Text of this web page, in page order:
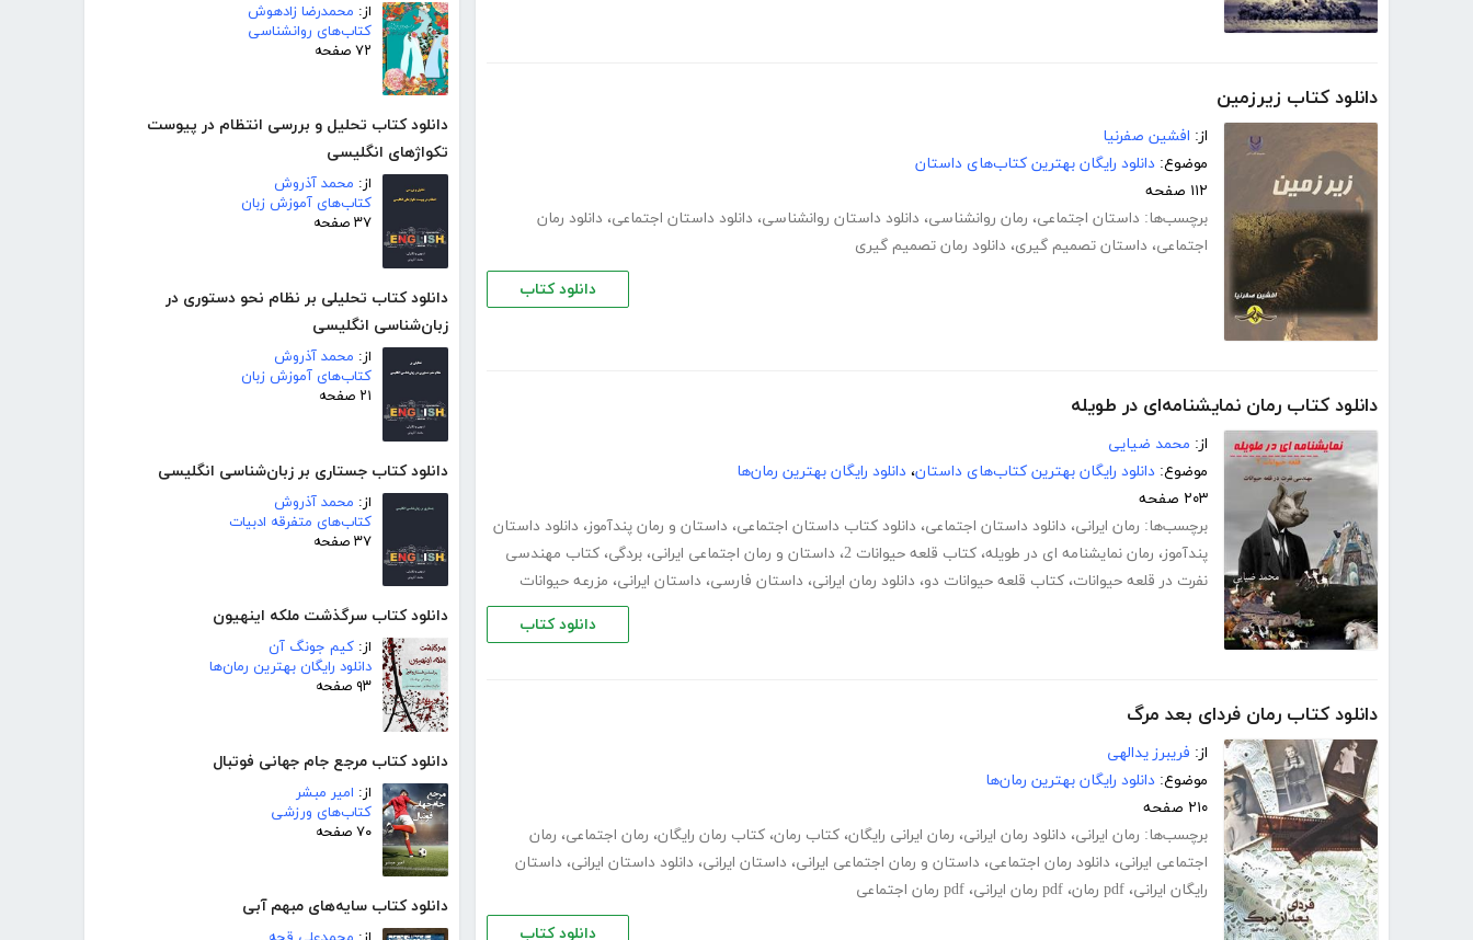
از: محمدرضا زادهوش
کتاب‌های روانشناسی
۷۲ صفحه
دانلود کتاب تحلیل و بررسی انتظام در پیوست
تکواژهای انگلیسی
از: محمد آذروش
کتاب‌های آموزش زبان
۳۷ صفحه
دانلود کتاب تحلیلی بر نظام نحو دستوری در
زبان‌شناسی انگلیسی
از: محمد آذروش
کتاب‌های آموزش زبان
۲۱ صفحه
دانلود کتاب جستاری بر زبان‌شناسی انگلیسی
از: محمد آذروش
کتاب‌های متفرقه ادبیات
۳۷ صفحه
دانلود کتاب سرگذشت ملکه اینهیون
از: کیم جونگ آن
دانلود رایگان بهترین رمان‌ها
۹۳ صفحه
دانلود کتاب مرجع جام جهانی فوتبال
از: امیر مبشر
کتاب‌های ورزشی
۷۰ صفحه
دانلود کتاب سایه‌های مبهم آبی
دانلود کتاب زیر‌زمین
از: افشین صفرنیا
موضوع: دانلود رایگان بهترین کتاب‌های داستان
۱۱۲ صفحه
برچسب‌ها: داستان اجتماعی، رمان روانشناسی، دانلود داستان روانشناسی، دانلود داستان اجتماعی، دانلود رمان
اجتماعی، داستان تصمیم گیری، دانلود رمان تصمیم گیری
دانلود کتاب
دانلود کتاب رمان نمایشنامه‌ای در طویله
از: محمد ضیایی
موضوع: دانلود رایگان بهترین کتاب‌های داستان، دانلود رایگان بهترین رمان‌ها
۲۰۳ صفحه
برچسب‌ها: رمان ایرانی، دانلود داستان اجتماعی، دانلود کتاب داستان اجتماعی، داستان و رمان پندآموز، دانلود داستان
پندآموز، رمان نمایشنامه ای در طویله، کتاب قلعه حیوانات 2 ، داستان و رمان اجتماعی ایرانی، بردگی، کتاب مهندسی
نفرت در قلعه حیوانات، کتاب قلعه حیوانات دو، دانلود رمان ایرانی، داستان فارسی، داستان ایرانی، مزرعه حیوانات
دانلود کتاب
دانلود کتاب رمان فردای بعد مرگ
از: فریبرز یدالهی
موضوع: دانلود رایگان بهترین رمان‌ها
۲۱۰ صفحه
برچسب‌ها: رمان ایرانی، دانلود رمان ایرانی، رمان ایرانی رایگان، کتاب رمان، کتاب رمان رایگان، رمان اجتماعی، رمان
اجتماعی ایرانی، دانلود رمان اجتماعی، داستان و رمان اجتماعی ایرانی، داستان ایرانی، دانلود داستان ایرانی، داستان
رایگان ایرانی، pdf رمان ، pdf رمان ایرانی ، pdf رمان اجتماعی
دانلود کتاب